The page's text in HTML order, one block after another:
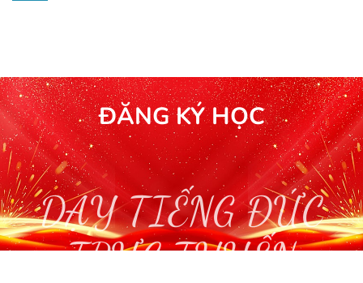
ĐĂNG KÝ HỌC
DẠY TIẾNG ĐỨC
TRỰC TUYẾN